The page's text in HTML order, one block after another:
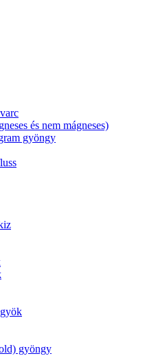
és nem mágneses)
gyöngy
gyöngy